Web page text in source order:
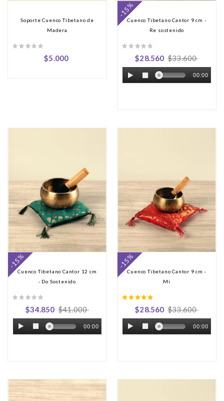
Soporte Cuenco Tibetano de
Madera
$5.000
Cuenco Tibetano Cantor 9 cm -
Re sostenido
$28.560 $33.600
00:00
-15%
Cuenco Tibetano Cantor 12 cm
- Do Sostenido
$34.850 $41.000
00:00
-15%
Cuenco Tibetano Cantor 9 cm -
Mi
$28.560 $33.600
00:00
-15%